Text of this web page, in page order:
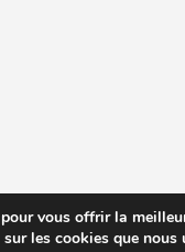
vous offrir la
les cookies que